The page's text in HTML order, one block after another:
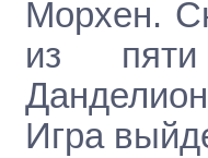
Морхен.
из пяти
Игра